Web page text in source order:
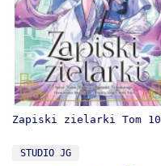
Zapiski zielarki Tom 10
PRODUCENT
STUDIO JG